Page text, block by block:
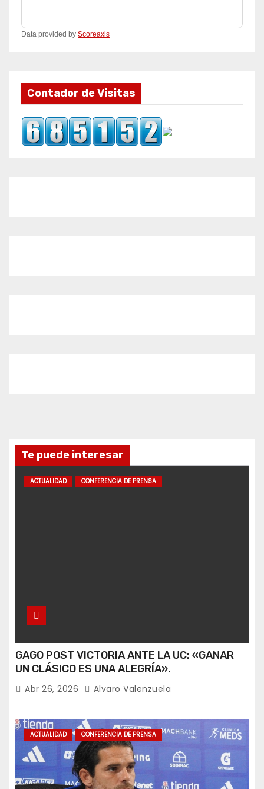
Data provided by Scoreaxis
Contador de Visitas
Te puede interesar
ACTUALIDAD CONFERENCIA DE PRENSA
GAGO POST VICTORIA ANTE LA UC: «GANAR
UN CLÁSICO ES UNA ALEGRÍA».
Abr 26, 2026 Alvaro Valenzuela
ACTUALIDAD CONFERENCIA DE PRENSA